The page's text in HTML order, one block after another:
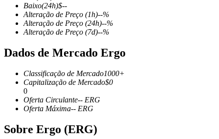
Futuros COIN-M
Futuros de criptomoeda
TradFi
Derivativos de ações, câmbio, metais preciosos e commodities
Baixo(24h)$--
Alteração de Preço (1h)--%
Alteração de Preço (24h)--%
Alteração de Preço (7d)--%
Dados de Mercado Ergo
Classificação de Mercado1000+
Capitalização de Mercado$0
0
Oferta Circulante-- ERG
Oferta Máxima-- ERG
Sobre Ergo (ERG)